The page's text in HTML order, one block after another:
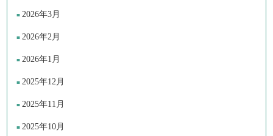
2026年3月
2026年2月
2026年1月
2025年12月
2025年11月
2025年10月